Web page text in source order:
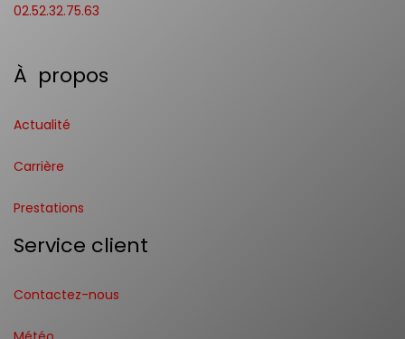
02.52.32.75.63
À propos
Actualité
Carrière
Prestations
Service client
Contactez-nous